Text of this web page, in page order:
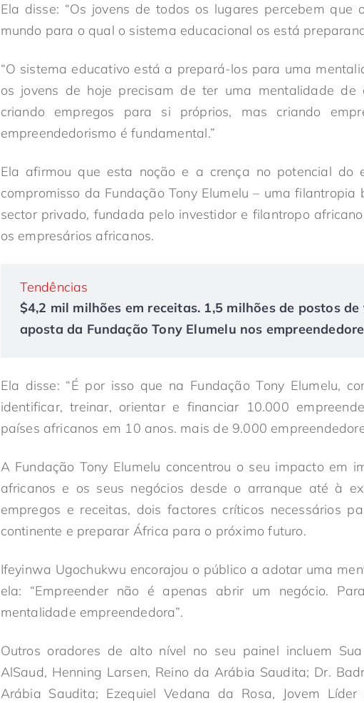
Ela disse: “Os jovens de todos os lugares percebem
mundo para o qual o sistema educacional os está
“O sistema educativo está a prepará-los para uma
os jovens de hoje precisam de ter uma mentalidade de
criando empregos para si próprios, mas criando
empreendedorismo é fundamental.”
Ela afirmou que esta noção e a crença no potencial do
compromisso da Fundação Tony Elumelu – uma
sector privado, fundada pelo investidor e filantropo
os empresários africanos.
Tendências
$4,2 mil milhões em receitas. 1,5 milhões de postos
aposta da Fundação Tony Elumelu nos
Ela disse: “É por isso que na Fundação Tony Elumelu,
identificar, treinar, orientar e financiar 10.000
países africanos em 10 anos. mais de 9.000
A Fundação Tony Elumelu concentrou o seu impacto em
africanos e os seus negócios desde o arranque até à
empregos e receitas, dois factores críticos necessários
continente e preparar África para o próximo futuro.
Ifeyinwa Ugochukwu encorajou o público a adotar uma
ela: “Empreender não é apenas abrir um negócio.
mentalidade empreendedora”.
Outros oradores de alto nível no seu painel incluem
AlSaud, Henning Larsen, Reino da Arábia Saudita; Dr.
Arábia Saudita; Ezequiel Vedana da Rosa, Jovem